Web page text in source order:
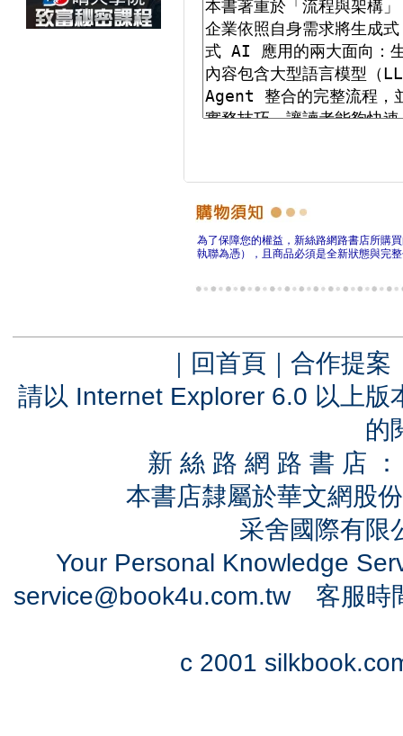
為了保障您的權益，新絲路網路書店所購
執聯為憑），且商品必須是全新狀態與完
｜ 回首頁 ｜ 合作提案
請以 Internet Explorer 6.0 以上
的
新 絲 路 網 路 書 店
本書店隸屬於華文網股
采舍國際有
Your Personal Knowledge
service@book4u.com.tw客服時
c 2001